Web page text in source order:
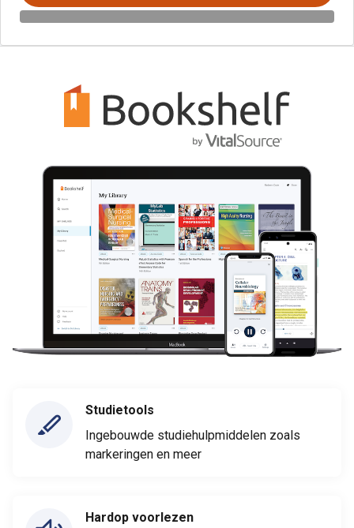
Studietools
Ingebouwde studiehulpmiddelen zoals
markeringen en meer
Hardop voorlezen